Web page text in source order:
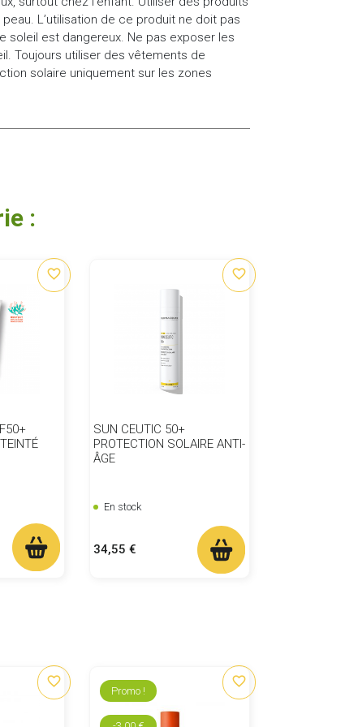
L’utilisation de ce produit ne doit pas
soleil est dangereux. Ne pas exposer les
Toujours utiliser des vêtements de
solaire uniquement sur les zones
:
favorite_border
SUN CEUTIC 50+
PROTECTION SOLAIRE ANTI-
ÂGE
favorite_border
En stock
Prix
34,55 €
favorite_border favorite_border
Promo !